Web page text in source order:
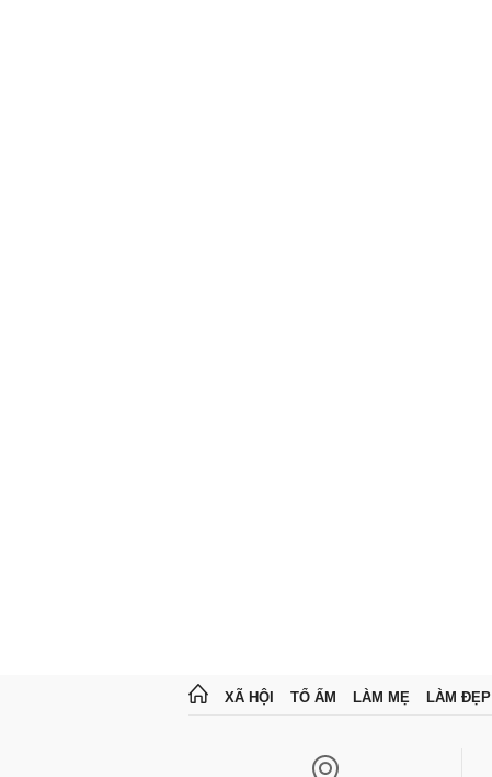
XÃ HỘI TỔ ẤM LÀM MẸ LÀM ĐẸP